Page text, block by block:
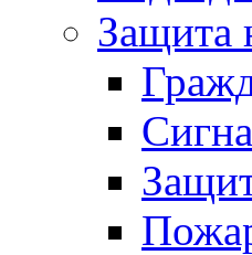
Защита